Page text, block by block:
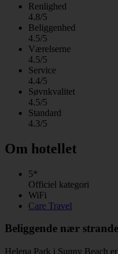
Renlighed
4.8/5
Beliggenhed
4.5/5
Værelserne
4.5/5
Service
4.4/5
Søvnkvalitet
4.5/5
Standard
4.3/5
Om hotellet
5*
Officiel kategori
WiFi
Care Travel
Beliggende nær
Helena Park i Sunny Beach